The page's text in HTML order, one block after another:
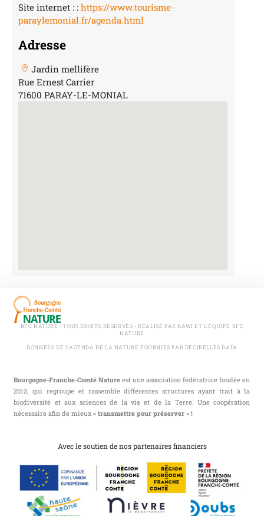
Site internet : :https://www.tourisme-
paraylemonial.fr/agenda.html
Adresse
Jardin mellifère
Rue Ernest Carrier
71600 PARAY-LE-MONIAL
BFC NATURE - TOUS DROITS RÉSERVÉS - RÉALISÉ PAR BAWI ET L'ÉQUIPE BFC
NATURE
DONNÉES DE L'AGENDA DE LA NATURE FOURNIES PAR DÉCIBELLES DATA
Bourgogne-Franche-Comté Nature est une association fédératrice fondée en
2012, qui regroupe et rassemble différentes structures ayant trait à la
biodiversité et aux sciences de la vie et de la Terre. Une coopération
nécessaire afin de mieux« transmettre pour préserver » !
Avec le soutien de nos partenaires financiers